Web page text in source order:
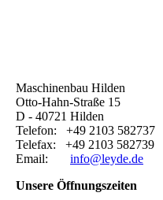
Maschinenbau Hilden
Otto-Hahn-Straße 15
D - 40721 Hilden
Telefon: +49 2103 582737
Telefax: +49 2103 582739
Email: info@leyde.de
Unsere Öffnungszeiten